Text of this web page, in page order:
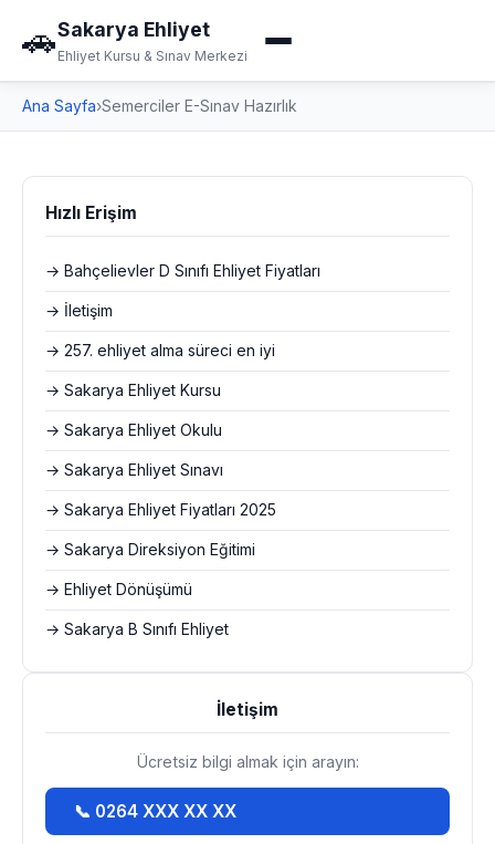
🚗Sakarya Ehliyet
Ehliyet Kursu & Sınav Merkezi
Ana Sayfa›Semerciler E-Sınav Hazırlık
Hızlı Erişim
→ Bahçelievler D Sınıfı Ehliyet Fiyatları
→ İletişim
→ 257. ehliyet alma süreci en iyi
→ Sakarya Ehliyet Kursu
→ Sakarya Ehliyet Okulu
→ Sakarya Ehliyet Sınavı
→ Sakarya Ehliyet Fiyatları 2025
→ Sakarya Direksiyon Eğitimi
→ Ehliyet Dönüşümü
→ Sakarya B Sınıfı Ehliyet
İletişim
Ücretsiz bilgi almak için arayın:
📞 0264 XXX XX XX